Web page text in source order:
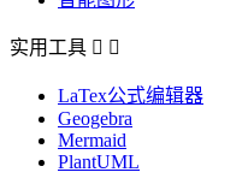
实用工具  
LaTex公式编辑器
Geogebra
Mermaid
PlantUML